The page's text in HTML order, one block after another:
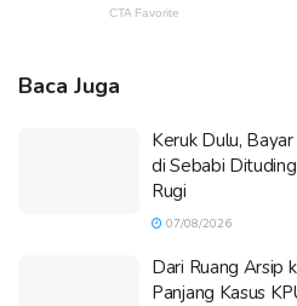
Baca Juga
Keruk Dulu,
di Sebabi
Rugi
07/08/2026
Dari Ruang Arsip
Panjang Kasus